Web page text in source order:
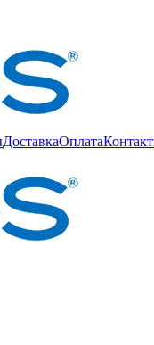
ДоставкаОплата